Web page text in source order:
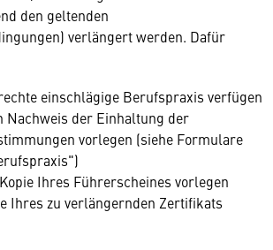
den geltenden
verlängert werden. Dafür
einschlägige Berufspraxis verfügen
Nachweis der Einhaltung der
vorlegen (siehe Formulare
Ihres Führerscheines vorlegen
Ihres zu verlängernden Zertifikats